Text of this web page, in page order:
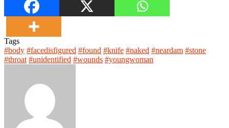
Tags
#body #facedisfigured #found #knife #naked #neardam #stone
#throat #unidentified #wounds #youngwoman